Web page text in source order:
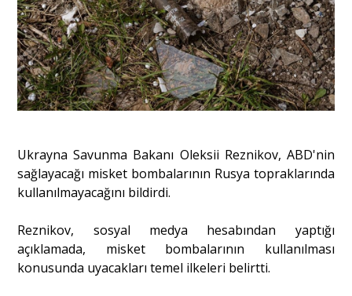
Dünya
Yorum - Analiz
Yazı Dizisi
Portre
Ukrayna Savunma Bakanı Oleksii Reznikov, ABD'nin
sağlayacağı misket bombalarının Rusya topraklarında
kullanılmayacağını bildirdi.
Reznikov, sosyal medya hesabından yaptığı
açıklamada, misket bombalarının kullanılması
konusunda uyacakları temel ilkeleri belirtti.